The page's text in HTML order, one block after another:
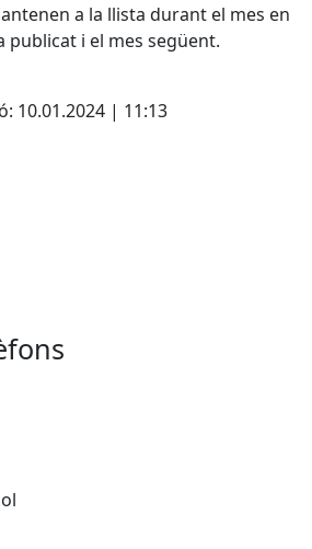
a la llista durant el mes en
publicat i el mes següent.
10.01.2024 | 11:13